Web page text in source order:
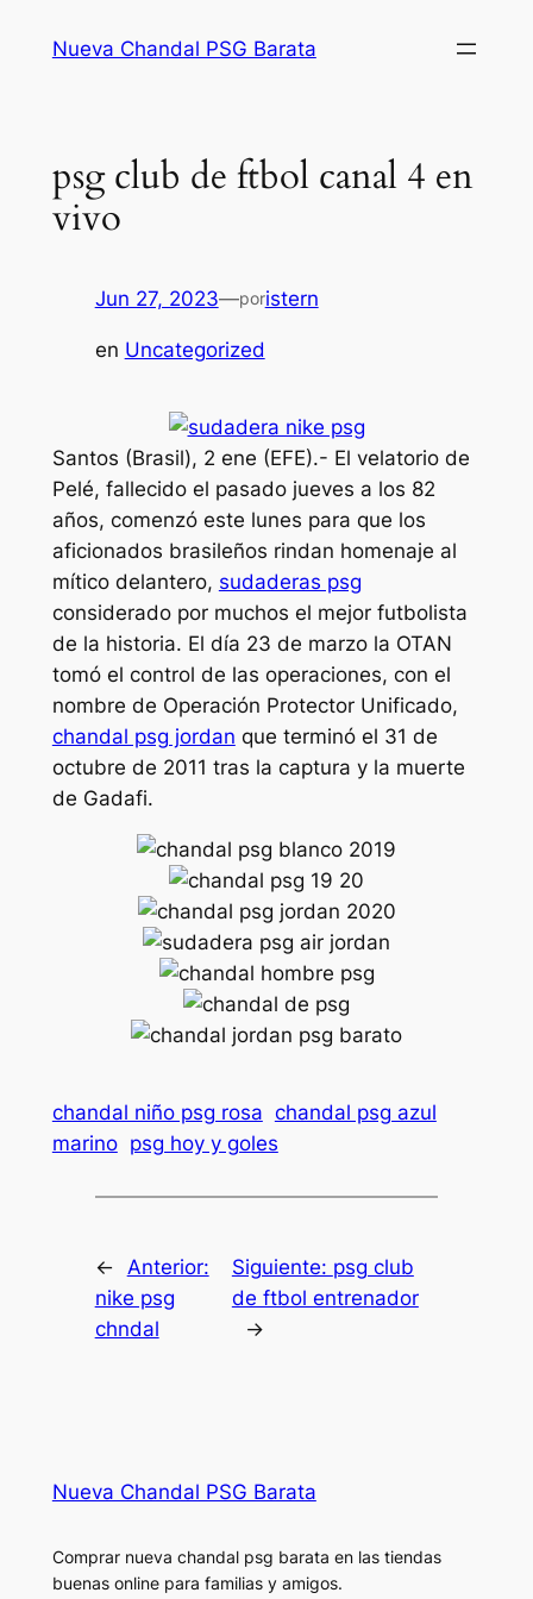
Nueva Chandal PSG Barata
psg club de ftbol canal 4 en
vivo
Jun 27, 2023—poristern
en Uncategorized
Santos (Brasil), 2 ene (EFE).- El velatorio de
Pelé, fallecido el pasado jueves a los 82
años, comenzó este lunes para que los
aficionados brasileños rindan homenaje al
mítico delantero, sudaderas psg
considerado por muchos el mejor futbolista
de la historia. El día 23 de marzo la OTAN
tomó el control de las operaciones, con el
nombre de Operación Protector Unificado,
chandal psg jordan que terminó el 31 de
octubre de 2011 tras la captura y la muerte
de Gadafi.
chandal niño psg rosa chandal psg azul
marino psg hoy y goles
←
Anterior:
nike psg
chndal
Siguiente: psg club
de ftbol entrenador
→
Nueva Chandal PSG Barata
Comprar nueva chandal psg barata en las tiendas
buenas online para familias y amigos.